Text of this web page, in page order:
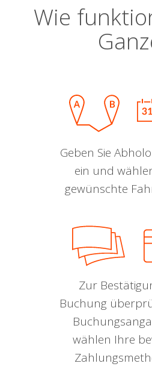
Wie
Geben Sie
ein und
gewünschte
Zur
Buchung
wählen Ihre